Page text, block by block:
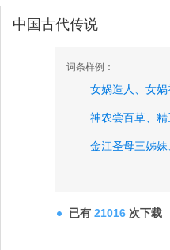
中国古代传说
词条样例：
女娲造人、 女娲
神农尝百草、 精
金江圣母三姊妹
已有 21016 次下载